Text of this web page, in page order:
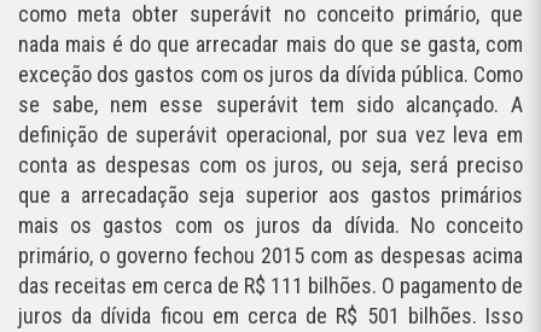
como meta obter superávit no conceito primário, que
nada mais é do que arrecadar mais do que se gasta, com
exceção dos gastos com os juros da dívida pública. Como
se sabe, nem esse superávit tem sido alcançado. A
definição de superávit operacional, por sua vez leva em
conta as despesas com os juros, ou seja, será preciso
que a arrecadação seja superior aos gastos primários
mais os gastos com os juros da dívida. No conceito
primário, o governo fechou 2015 com as despesas acima
das receitas em cerca de R$ 111 bilhões. O pagamento de
juros da dívida ficou em cerca de R$ 501 bilhões. Isso